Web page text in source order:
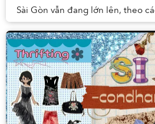
Sài Gòn vẫn đang lớn lên, theo